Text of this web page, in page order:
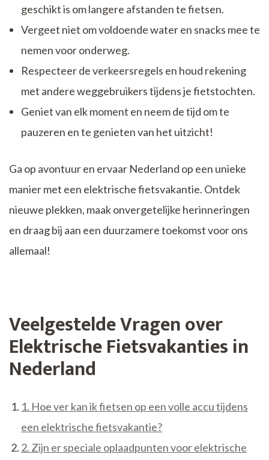
geschikt is om langere afstanden te fietsen.
Vergeet niet om voldoende water en snacks mee te
nemen voor onderweg.
Respecteer de verkeersregels en houd rekening
met andere weggebruikers tijdens je fietstochten.
Geniet van elk moment en neem de tijd om te
pauzeren en te genieten van het uitzicht!
Ga op avontuur en ervaar Nederland op een unieke
manier met een elektrische fietsvakantie. Ontdek
nieuwe plekken, maak onvergetelijke herinneringen
en draag bij aan een duurzamere toekomst voor ons
allemaal!
Veelgestelde Vragen over
Elektrische Fietsvakanties in
Nederland
1. Hoe ver kan ik fietsen op een volle accu tijdens
een elektrische fietsvakantie?
2. Zijn er speciale oplaadpunten voor elektrische